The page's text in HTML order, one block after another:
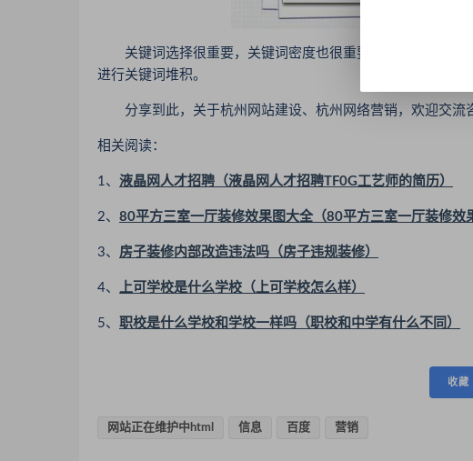
关键词选择很重要，关键词密度也很重要，关键词可以通
进行关键词堆积。
分享到此，关于杭州网站建设、杭州网络营销，欢迎交流
相关阅读：
1、 液晶网人才招聘（液晶网人才招聘TF0G工艺师的简历）
2、 80平方三室一厅装修效果图大全（80平方三室一厅装修效
3、 房子装修内部改造违法吗（房子违规装修）
4、 上可学校是什么学校（上可学校怎么样）
5、 职校是什么学校和学校一样吗（职校和中学有什么不同）
收藏
网站正在维护中html 信息 百度 营销